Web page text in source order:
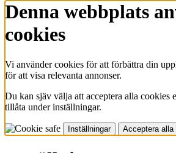
Denna webbplats
cookies
Vi använder cookies för att förbättra din
för att visa relevanta annonser.
Du kan sjäv välja att acceptera alla
tillåta under inställningar.
Inställningar Acceptera alla